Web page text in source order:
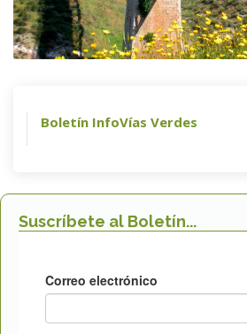
Boletín InfoVías Verdes
Suscríbete al Boletín...